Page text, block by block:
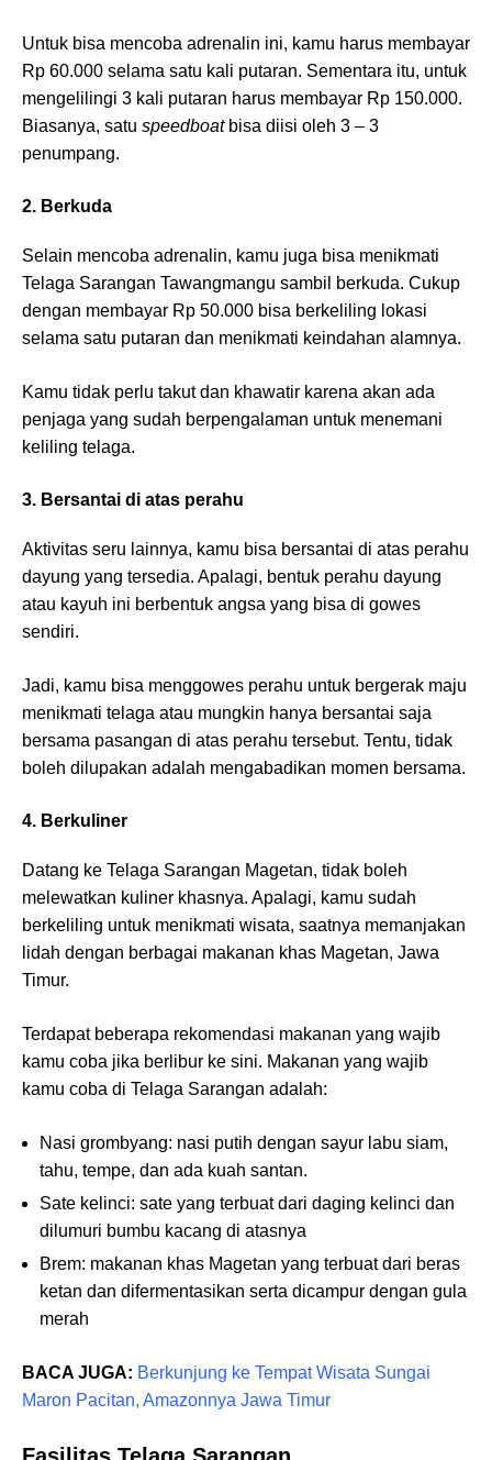
Untuk bisa mencoba adrenalin ini, kamu harus membayar
Rp 60.000 selama satu kali putaran. Sementara itu, untuk
mengelilingi 3 kali putaran harus membayar Rp 150.000.
Biasanya, satu speedboat bisa diisi oleh 3 – 3
penumpang.
2. Berkuda
Selain mencoba adrenalin, kamu juga bisa menikmati
Telaga Sarangan Tawangmangu sambil berkuda. Cukup
dengan membayar Rp 50.000 bisa berkeliling lokasi
selama satu putaran dan menikmati keindahan alamnya.
Kamu tidak perlu takut dan khawatir karena akan ada
penjaga yang sudah berpengalaman untuk menemani
keliling telaga.
3. Bersantai di atas perahu
Aktivitas seru lainnya, kamu bisa bersantai di atas perahu
dayung yang tersedia. Apalagi, bentuk perahu dayung
atau kayuh ini berbentuk angsa yang bisa di gowes
sendiri.
Jadi, kamu bisa menggowes perahu untuk bergerak maju
menikmati telaga atau mungkin hanya bersantai saja
bersama pasangan di atas perahu tersebut. Tentu, tidak
boleh dilupakan adalah mengabadikan momen bersama.
4. Berkuliner
Datang ke Telaga Sarangan Magetan, tidak boleh
melewatkan kuliner khasnya. Apalagi, kamu sudah
berkeliling untuk menikmati wisata, saatnya memanjakan
lidah dengan berbagai makanan khas Magetan, Jawa
Timur.
Terdapat beberapa rekomendasi makanan yang wajib
kamu coba jika berlibur ke sini. Makanan yang wajib
kamu coba di Telaga Sarangan adalah:
Nasi grombyang: nasi putih dengan sayur labu siam,
tahu, tempe, dan ada kuah santan.
Sate kelinci: sate yang terbuat dari daging kelinci dan
dilumuri bumbu kacang di atasnya
Brem: makanan khas Magetan yang terbuat dari beras
ketan dan difermentasikan serta dicampur dengan gula
merah
BACA JUGA: Berkunjung ke Tempat Wisata Sungai
Maron Pacitan, Amazonnya Jawa Timur